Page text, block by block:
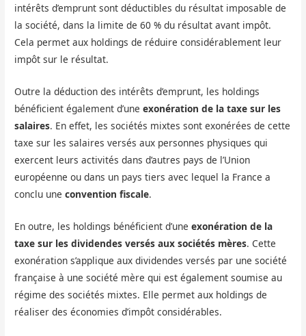
intérêts d’emprunt sont déductibles du résultat imposable de
la société, dans la limite de 60 % du résultat avant impôt.
Cela permet aux holdings de réduire considérablement leur
impôt sur le résultat.
Outre la déduction des intérêts d’emprunt, les holdings
bénéficient également d’uneexonération de la taxe sur les
salaires. En effet, les sociétés mixtes sont exonérées de cette
taxe sur les salaires versés aux personnes physiques qui
exercent leurs activités dans d’autres pays de l’Union
européenne ou dans un pays tiers avec lequel la France a
conclu uneconvention fiscale.
En outre, les holdings bénéficient d’uneexonération de la
taxe sur les dividendes versés aux sociétés mères. Cette
exonération s’applique aux dividendes versés par une société
française à une société mère qui est également soumise au
régime des sociétés mixtes. Elle permet aux holdings de
réaliser des économies d’impôt considérables.